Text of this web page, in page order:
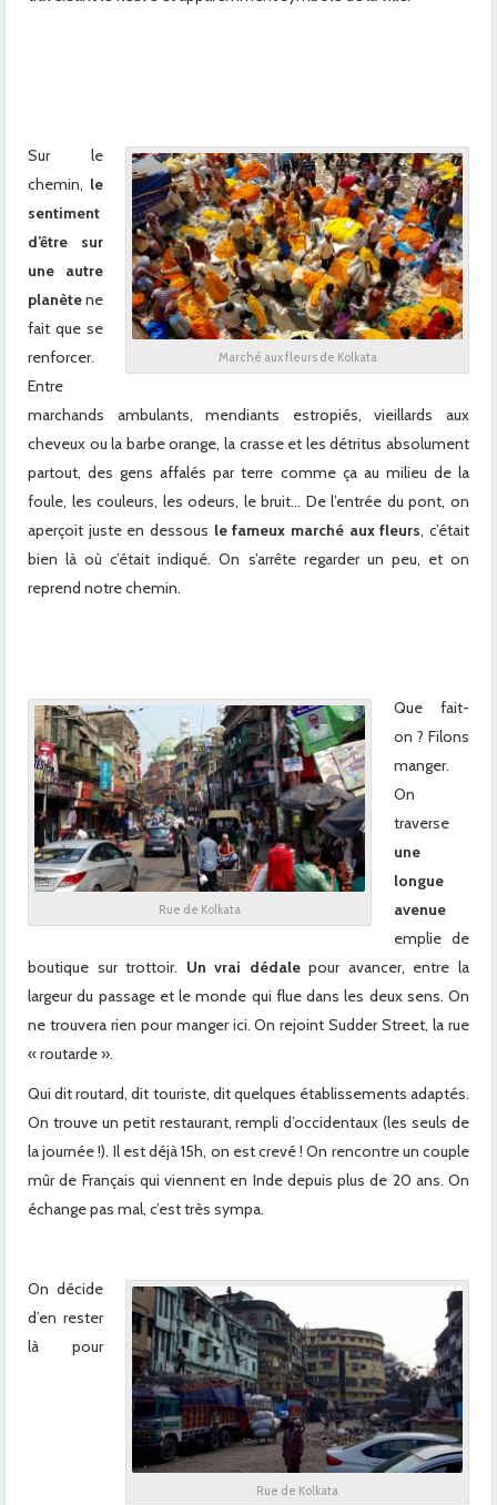
Marché aux fleurs de Kolkata
Sur le
chemin, le
sentiment
d’être sur
une autre
planètene
fait que se
renforcer.
Entre
marchands ambulants, mendiants estropiés, vieillards aux
cheveux ou la barbe orange, la crasse et les détritus absolument
partout, des gens affalés par terre comme ça au milieu de la
foule, les couleurs, les odeurs, le bruit… De l’entrée du pont, on
aperçoit juste en dessous le fameux marché aux fleurs, c’était
bien là où c’était indiqué. On s’arrête regarder un peu, et on
reprend notre chemin.
Rue de Kolkata
Que fait-
on ? Filons
manger.
On
traverse
une
longue
avenue
emplie de
boutique sur trottoir. Un vrai dédalepour avancer, entre la
largeur du passage et le monde qui flue dans les deux sens. On
ne trouvera rien pour manger ici. On rejoint Sudder Street, la rue
« routarde ».
Qui dit routard, dit touriste, dit quelques établissements adaptés.
On trouve un petit restaurant, rempli d’occidentaux (les seuls de
la journée !). Il est déjà 15h, on est crevé ! On rencontre un couple
mûr de Français qui viennent en Inde depuis plus de 20 ans. On
échange pas mal, c’est très sympa.
Rue de Kolkata
On décide
d’en rester
là pour